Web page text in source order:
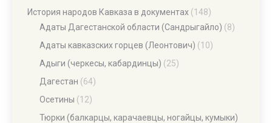
История народов Кавказа в документах (148)
Адаты Дагестанской области (Сандрыгайло) (8)
Адаты кавказских горцев (Леонтович) (10)
Адыги (черкесы, кабардинцы) (25)
Дагестан (64)
Осетины (12)
Тюрки (балкарцы, карачаевцы, ногайцы, кумыки)